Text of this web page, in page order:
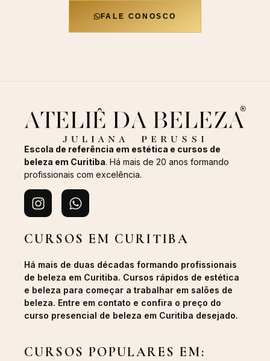
FALE CONOSCO
Escola de referência em estética e cursos de
beleza em Curitiba. Há mais de 20 anos formando
profissionais com excelência.
CURSOS EM CURITIBA
Há mais de duas décadas formando profissionais
de beleza em Curitiba. Cursos rápidos de estética
e beleza para começar a trabalhar em salões de
beleza. Entre em contato e confira o preço do
curso presencial de beleza em Curitiba desejado.
CURSOS POPULARES EM: